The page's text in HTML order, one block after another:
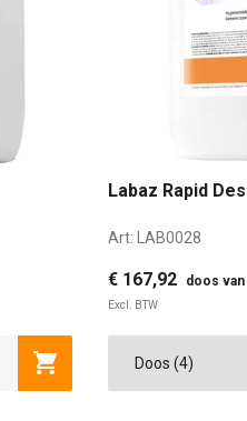
Toevoegen aan
Labaz Rapid
Art: LAB0028
€ 167,92 doos
Excl. BTW